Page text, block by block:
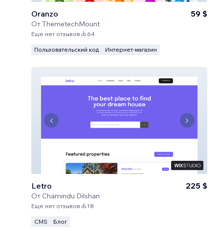
Oranzo
ОтThemetechMount
59 $
Еще нет отзывов 64
Пользовательский код Интернет-магазин
Letro
От Chamindu Dilshan
225 $
Еще нет отзывов 18
CMS Блог